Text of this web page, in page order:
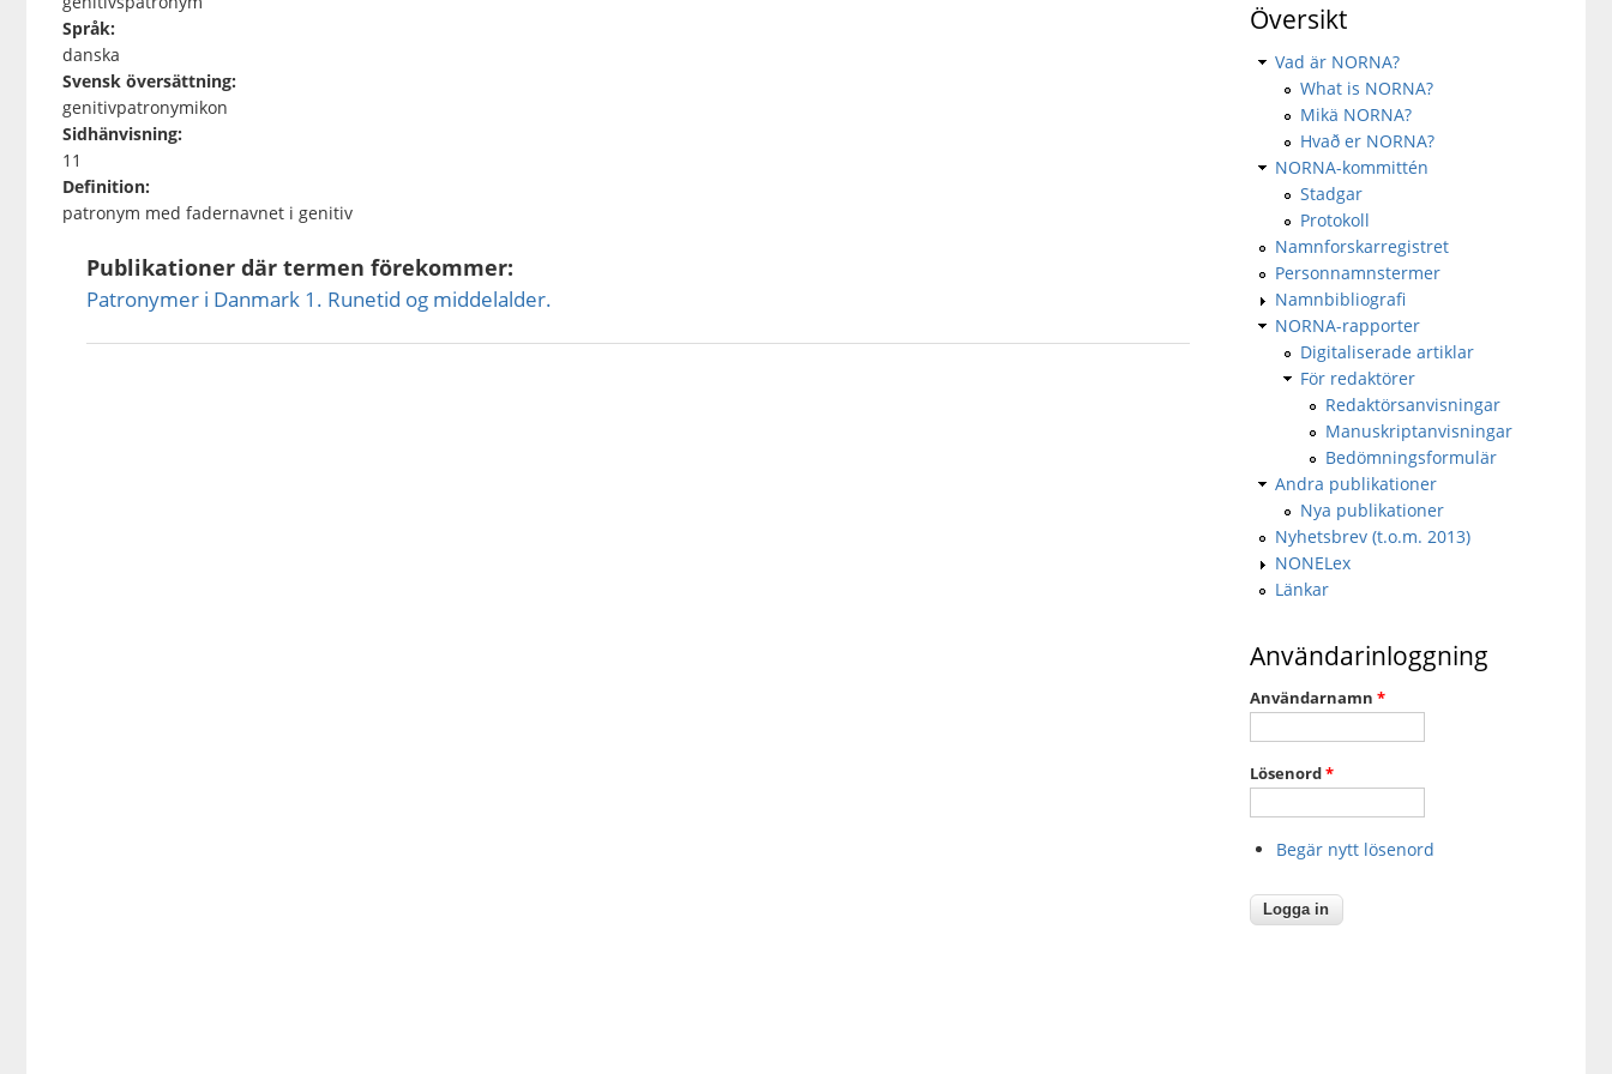
Språk:
danska
Svensk översättning:
genitivpatronymikon
Sidhänvisning:
11
Definition:
patronym med fadernavnet i genitiv
Publikationer där termen förekommer:
Patronymer i Danmark 1. Runetid og middelalder.
Översikt
Vad är NORNA?
What is NORNA?
Mikä NORNA?
Hvað er NORNA?
NORNA-kommittén
Stadgar
Protokoll
Namnforskarregistret
Personnamnstermer
Namnbibliografi
NORNA-rapporter
Digitaliserade artiklar
För redaktörer
Redaktörsanvisningar
Manuskriptanvisningar
Bedömningsformulär
Andra publikationer
Nya publikationer
Nyhetsbrev (t.o.m. 2013)
NONELex
Länkar
Användarinloggning
Användarnamn *
Lösenord*
Begär nytt lösenord